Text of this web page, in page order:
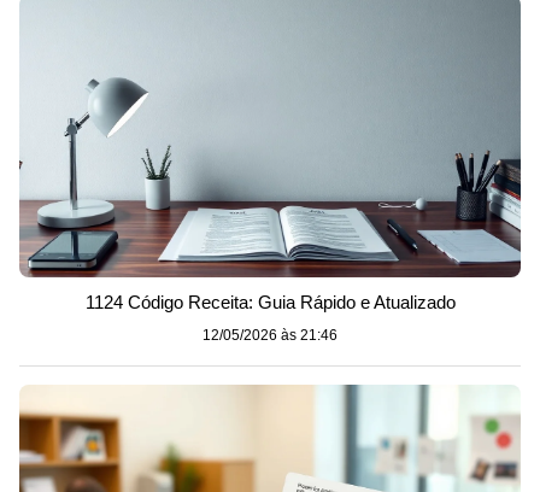
1124 Código Receita: Guia Rápido e Atualizado
12/05/2026 às 21:46